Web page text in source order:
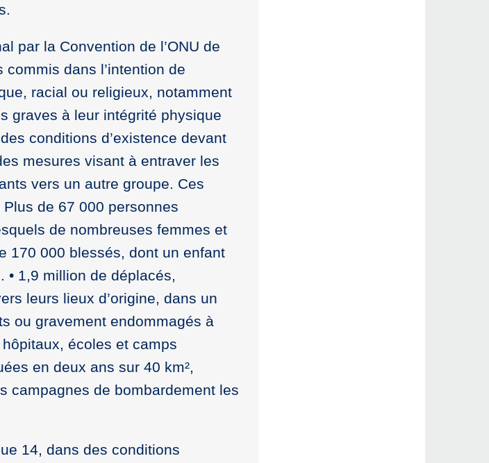
par la Convention de l’ONU de
dans l’intention de
racial ou religieux, notamment
graves à leur intégrité physique
conditions d’existence devant
mesures visant à entraver les
vers un autre groupe. Ces
de 67 000 personnes
de nombreuses femmes et
170 000 blessés, dont un enfant
1,9 million de déplacés,
leurs lieux d’origine, dans un
ou gravement endommagés à
écoles et camps
en deux ans sur 40 km²,
campagnes de bombardement les
14, dans des conditions